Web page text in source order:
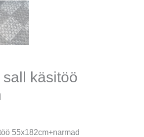
käsitöö
55x182cm+narmad